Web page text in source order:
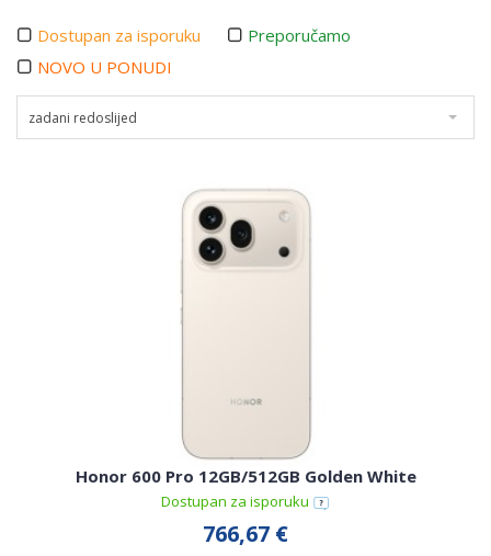
Dostupan za isporuku
Preporučamo
NOVO U PONUDI
zadani redoslijed
Honor 600 Pro 12GB/512GB Golden White
Dostupan za isporuku
766,67 €